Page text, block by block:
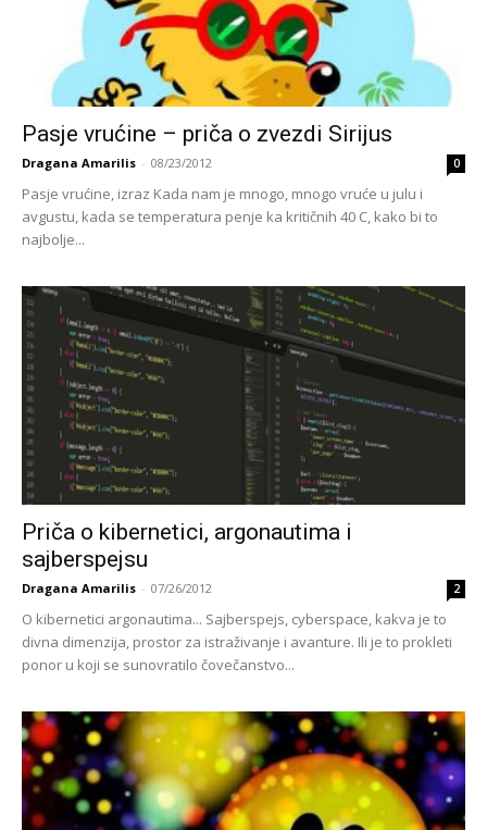
Pasje vrućine – priča o zvezdi Sirijus
Dragana Amarilis - 08/23/2012 0
Pasje vrućine, izraz Kada nam je mnogo, mnogo vruće u julu i
avgustu, kada se temperatura penje ka kritičnih 40 C, kako bi to
najbolje...
Priča o kibernetici, argonautima i
sajberspejsu
Dragana Amarilis - 07/26/2012 2
O kibernetici argonautima... Sajberspejs, cyberspace, kakva je to
divna dimenzija, prostor za istraživanje i avanture. Ili je to prokleti
ponor u koji se sunovratilo čovečanstvo...